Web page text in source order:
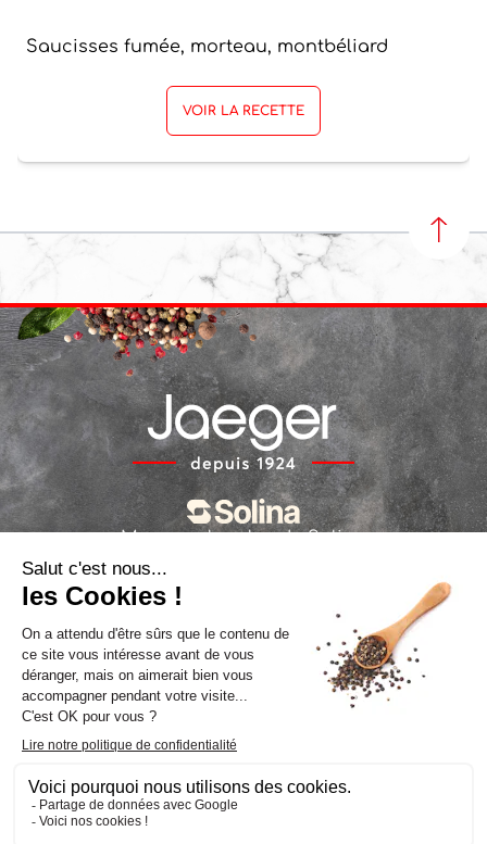
Saucisses fumée, morteau, montbéliard
VOIR LA RECETTE
Marques locales de Solina